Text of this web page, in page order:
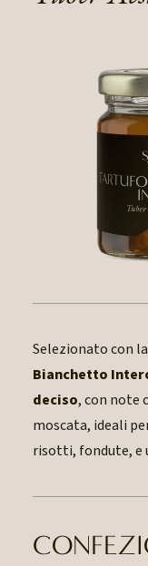
Selezionato con
Bianchetto
deciso, con note
moscata, ideali
risotti, fondute, e